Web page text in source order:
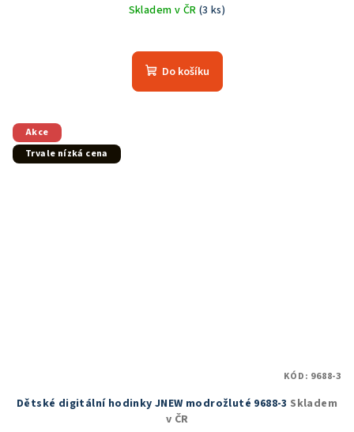
Skladem v ČR (3 ks)
hodnocení
produktu
Do košíku
Akce
Trvale nízká cena
Dětské digitální hodinky JNEW modrožluté 9688-3 Skladem
v ČR
KÓD: 9688-3